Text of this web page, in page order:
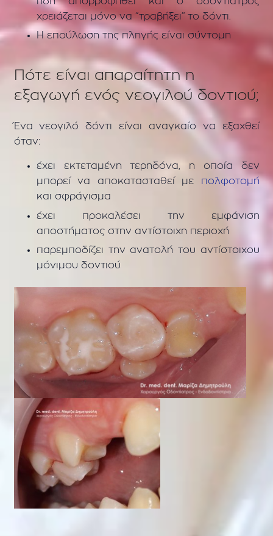
χρειάζεται μόνο να “τραβήξει” το δόντι.
Η επούλωση της πληγής είναι σύντομη
Πότε είναι απαραίτητη η
εξαγωγή ενός νεογιλού δοντιού;
Ένα νεογιλό δόντι είναι αναγκαίο να εξαχθεί
όταν:
έχει εκτεταμένη τερηδόνα, η οποία δεν
μπορεί να αποκατασταθεί με πολφοτομή
και σφράγισμα
έχει προκαλέσει την εμφάνιση
αποστήματος στην αντίστοιχη περιοχή
παρεμποδίζει την ανατολή του αντίστοιχου
μόνιμου δοντιού